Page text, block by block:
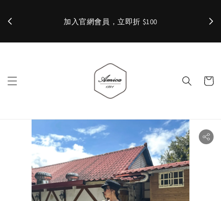
加入官網會員，立即折 $100 ✨